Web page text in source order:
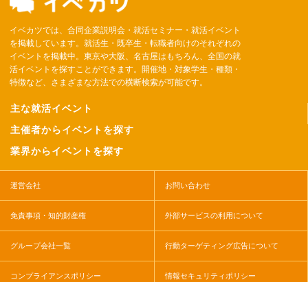
イベカツでは、合同企業説明会・就活セミナー・就活イベント
を掲載しています。就活生・既卒生・転職者向けのそれぞれの
イベントを掲載中。東京や大阪、名古屋はもちろん、全国の就
活イベントを探すことができます。開催地・対象学生・種類・
特徴など、さまざまな方法での横断検索が可能です。
主な就活イベント
主催者からイベントを探す
業界からイベントを探す
運営会社 お問い合わせ
免責事項・知的財産権 外部サービスの利用について
グループ会社一覧 行動ターゲティング広告について
コンプライアンスポリシー 情報セキュリティポリシー